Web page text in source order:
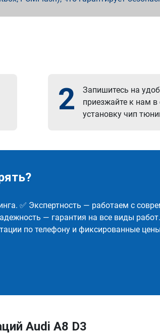
2
Запишитесь на
приезжайте к нам в
установку чип
✅ Экспертность — работаем с
— гарантия на все виды работ.
по телефону и фиксированные
Audi A8 D3